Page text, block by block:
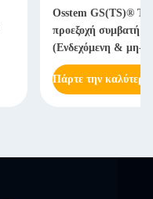
Osstem GS(TS)®
προεξοχή συμβατή
(Ενδεχόμενη & μη-
Πάρτε την καλύτερη